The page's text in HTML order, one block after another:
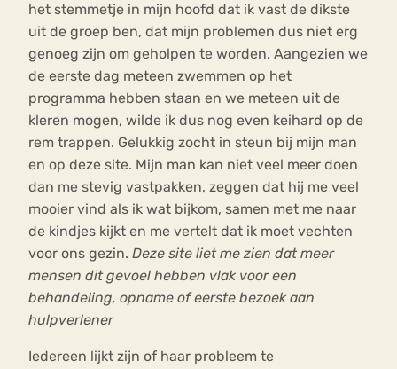
het stemmetje in mijn hoofd dat ik vast de dikste
uit de groep ben, dat mijn problemen dus niet erg
genoeg zijn om geholpen te worden. Aangezien we
de eerste dag meteen zwemmen op het
programma hebben staan en we meteen uit de
kleren mogen, wilde ik dus nog even keihard op de
rem trappen. Gelukkig zocht in steun bij mijn man
en op deze site. Mijn man kan niet veel meer doen
dan me stevig vastpakken, zeggen dat hij me veel
mooier vind als ik wat bijkom, samen met me naar
de kindjes kijkt en me vertelt dat ik moet vechten
voor ons gezin. Deze site liet me zien dat meer
mensen dit gevoel hebben vlak voor een
behandeling, opname of eerste bezoek aan
hulpverlener
Iedereen lijkt zijn of haar probleem te